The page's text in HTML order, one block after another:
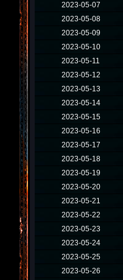
2023-05-07
2023-05-08
2023-05-09
2023-05-10
2023-05-11
2023-05-12
2023-05-13
2023-05-14
2023-05-15
2023-05-16
2023-05-17
2023-05-18
2023-05-19
2023-05-20
2023-05-21
2023-05-22
2023-05-23
2023-05-24
2023-05-25
2023-05-26